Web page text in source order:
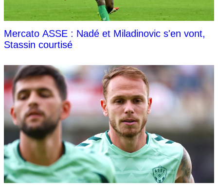
Mercato ASSE : Nadé et Miladinovic s'en vont,
Stassin courtisé